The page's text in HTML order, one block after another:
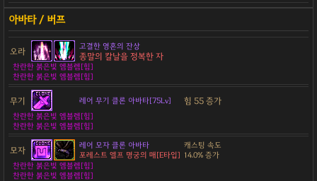
오라 고결한 영혼의 잔상
종말의 칼날을 정복한 자
찬란한 붉은빛 엠블렘[힘]
찬란한 붉은빛 엠블렘[힘]
무기 레어 무기 클론 아바타[75Lv] 힘 55 증가
찬란한 붉은빛 엠블렘[힘]
찬란한 붉은빛 엠블렘[힘]
모자
레어 모자 클론 아바타
포레스트 엘프 명궁의 매[E타입]
캐스팅 속도
14.0% 증가
찬란한 붉은빛 엠블렘[힘]
찬란한 붉은빛 엠블렘[힘]